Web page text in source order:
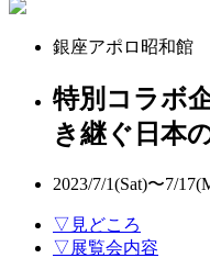
銀座アポロ昭和館
特別コラボ
き継ぐ日本
2023/7/1(Sat)〜7/
▽見どころ
▽展覧会内容